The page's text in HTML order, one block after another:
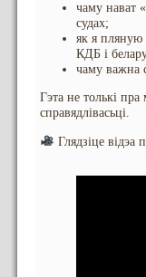
чаму нават
судах;
як я пляную
КДБ і
чаму важна
Гэта не толькі
справядлівасьці.
Глядзіце відэа